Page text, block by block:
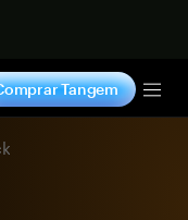
Tangem